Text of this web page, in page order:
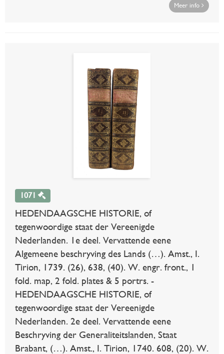
Meer info
1071
HEDENDAAGSCHE HISTORIE, of
tegenwoordige staat der Vereenigde
Nederlanden. 1e deel. Vervattende eene
Algemeene beschryving des Lands (…). Amst., I.
Tirion, 1739. (26), 638, (40). W. engr. front., 1
fold. map, 2 fold. plates & 5 portrs. -
HEDENDAAGSCHE HISTORIE, of
tegenwoordige staat der Vereenigde
Nederlanden. 2e deel. Vervattende eene
Beschryving der Generaliteitslanden, Staat
Brabant, (…). Amst., I. Tirion, 1740. 608, (20). W.